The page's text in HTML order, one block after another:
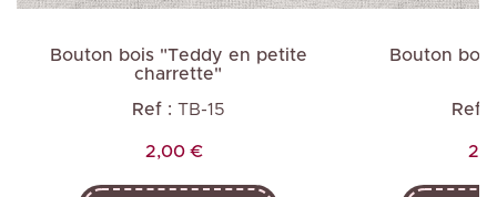
Bouton bois "Teddy en petite
charrette"
Ref : TB-15
Prix
2,00 €
Bouton
Ref :